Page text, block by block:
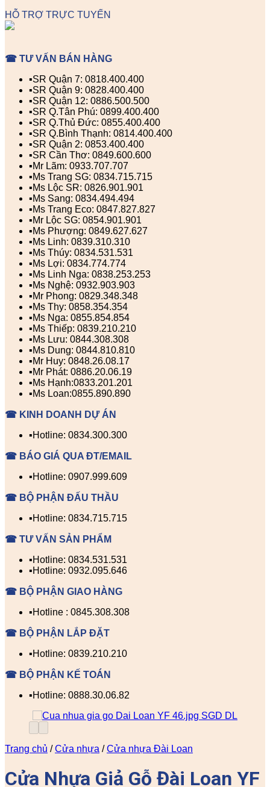
HỖ TRỢ TRỰC TUYẾN
☎ TƯ VẤN BÁN HÀNG
▪️SR Quận 7: 0818.400.400
▪️SR Quận 9: 0828.400.400
▪️SR Quận 12: 0886.500.500
▪️SR Q.Tân Phú: 0899.400.400
▪️SR Q.Thủ Đức: 0855.400.400
▪️SR Q.Bình Thạnh: 0814.400.400
▪️SR Quận 2: 0853.400.400
▪️SR Cần Thơ: 0849.600.600
▪️Mr Lãm: 0933.707.707
▪️Ms Trang SG: 0834.715.715
▪️Ms Lộc SR: 0826.901.901
▪️Ms Sang: 0834.494.494
▪️Ms Trang Eco: 0847.827.827
▪️Mr Lộc SG: 0854.901.901
▪️Ms Phượng: 0849.627.627
▪️Ms Linh: 0839.310.310
▪️Ms Thúy: 0834.531.531
▪️Ms Lợi: 0834.774.774
▪️Ms Linh Nga: 0838.253.253
▪️Ms Nghệ: 0932.903.903
▪️Mr Phong: 0829.348.348
▪️Ms Thy: 0858.354.354
▪️Ms Nga: 0855.854.854
▪️Ms Thiếp: 0839.210.210
▪️Ms Lưu: 0844.308.308
▪️Ms Dung: 0844.810.810
▪️Mr Huy: 0848.26.08.17
▪️Mr Phát: 0886.20.06.19
▪️Ms Hạnh:0833.201.201
▪️Ms Loan:0855.890.890
☎ KINH DOANH DỰ ÁN
▪️Hotline: 0834.300.300
☎ BÁO GIÁ QUA ĐT/EMAIL
▪️Hotline: 0907.999.609
☎ BỘ PHẬN ĐẤU THẦU
▪️Hotline: 0834.715.715
☎ TƯ VẤN SẢN PHẨM
▪️Hotline: 0834.531.531
▪️Hotline: 0932.095.646
☎ BỘ PHẬN GIAO HÀNG
▪️Hotline : 0845.308.308
☎ BỘ PHẬN LẮP ĐẶT
▪️Hotline: 0839.210.210
☎ BỘ PHẬN KẾ TOÁN
▪️Hotline: 0888.30.06.82
Trang chủ / Cửa nhựa / Cửa nhựa Đài Loan
Cửa Nhựa Giả Gỗ Đài Loan YF